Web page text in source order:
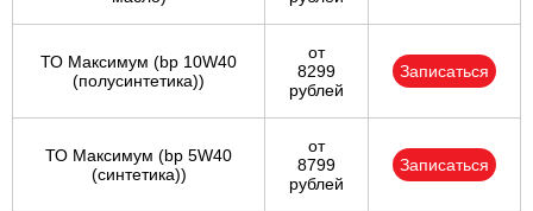
ТО Максимум (bp 10W40
(полусинтетика))
от
8299
рублей
Записаться
ТО Максимум (bp 5W40
(синтетика))
от
8799
рублей
Записаться